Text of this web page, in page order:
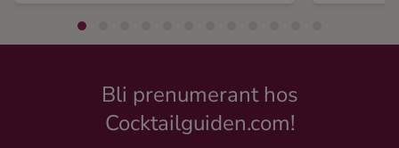
Bli prenumerant hos
Cocktailguiden.com!